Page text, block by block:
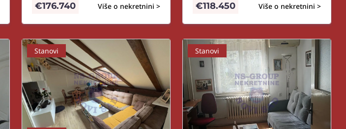
Više o nekretnini >
€176.740 Više o nekretnini >
€118.450
Stanovi Stanovi